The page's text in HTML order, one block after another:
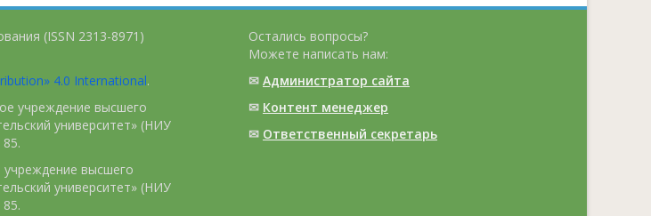
(ISSN 2313-8971)
4.0 International.
учреждение высшего
университет» (НИУ
высшего
университет» (НИУ
Остались вопросы?
Можете написать нам:
✉ Администратор сайта
✉ Контент менеджер
✉ Ответственный cекретарь